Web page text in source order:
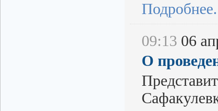
09:13 06
О